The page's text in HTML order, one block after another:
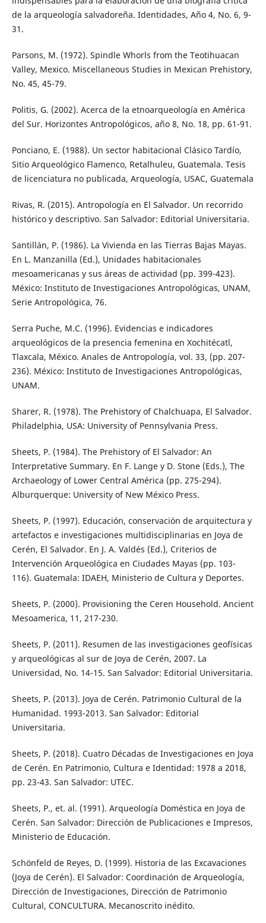
de la arqueología salvadoreña. Identidades, Año 4, No. 6, 9-
31.
Parsons, M. (1972). Spindle Whorls from the Teotihuacan
Valley, Mexico. Miscellaneous Studies in Mexican Prehistory,
No. 45, 45-79.
Politis, G. (2002). Acerca de la etnoarqueología en América
del Sur. Horizontes Antropológicos, año 8, No. 18, pp. 61-91.
Ponciano, E. (1988). Un sector habitacional Clásico Tardío,
Sitio Arqueológico Flamenco, Retalhuleu, Guatemala. Tesis
de licenciatura no publicada, Arqueología, USAC, Guatemala
Rivas, R. (2015). Antropología en El Salvador. Un recorrido
histórico y descriptivo. San Salvador: Editorial Universitaria.
Santillán, P. (1986). La Vivienda en las Tierras Bajas Mayas.
En L. Manzanilla (Ed.), Unidades habitacionales
mesoamericanas y sus áreas de actividad (pp. 399-423).
México: Instituto de Investigaciones Antropológicas, UNAM,
Serie Antropológica, 76.
Serra Puche, M.C. (1996). Evidencias e indicadores
arqueológicos de la presencia femenina en Xochitécatl,
Tlaxcala, México. Anales de Antropología, vol. 33, (pp. 207-
236). México: Instituto de Investigaciones Antropológicas,
UNAM.
Sharer, R. (1978). The Prehistory of Chalchuapa, El Salvador.
Philadelphia, USA: University of Pennsylvania Press.
Sheets, P. (1984). The Prehistory of El Salvador: An
Interpretative Summary. En F. Lange y D. Stone (Eds.), The
Archaeology of Lower Central América (pp. 275-294).
Alburquerque: University of New México Press.
Sheets, P. (1997). Educación, conservación de arquitectura y
artefactos e investigaciones multidisciplinarias en Joya de
Cerén, El Salvador. En J. A. Valdés (Ed.), Criterios de
Intervención Arqueológica en Ciudades Mayas (pp. 103-
116). Guatemala: IDAEH, Ministerio de Cultura y Deportes.
Sheets, P. (2000). Provisioning the Ceren Household. Ancient
Mesoamerica, 11, 217-230.
Sheets, P. (2011). Resumen de las investigaciones geofísicas
y arqueológicas al sur de Joya de Cerén, 2007. La
Universidad, No. 14-15. San Salvador: Editorial Universitaria.
Sheets, P. (2013). Joya de Cerén. Patrimonio Cultural de la
Humanidad. 1993-2013. San Salvador: Editorial
Universitaria.
Sheets, P. (2018). Cuatro Décadas de Investigaciones en Joya
de Cerén. En Patrimonio, Cultura e Identidad: 1978 a 2018,
pp. 23-43. San Salvador: UTEC.
Sheets, P., et. al. (1991). Arqueología Doméstica en Joya de
Cerén. San Salvador: Dirección de Publicaciones e Impresos,
Ministerio de Educación.
Schönfeld de Reyes, D. (1999). Historia de las Excavaciones
(Joya de Cerén). El Salvador: Coordinación de Arqueología,
Dirección de Investigaciones, Dirección de Patrimonio
Cultural, CONCULTURA. Mecanoscrito inédito.